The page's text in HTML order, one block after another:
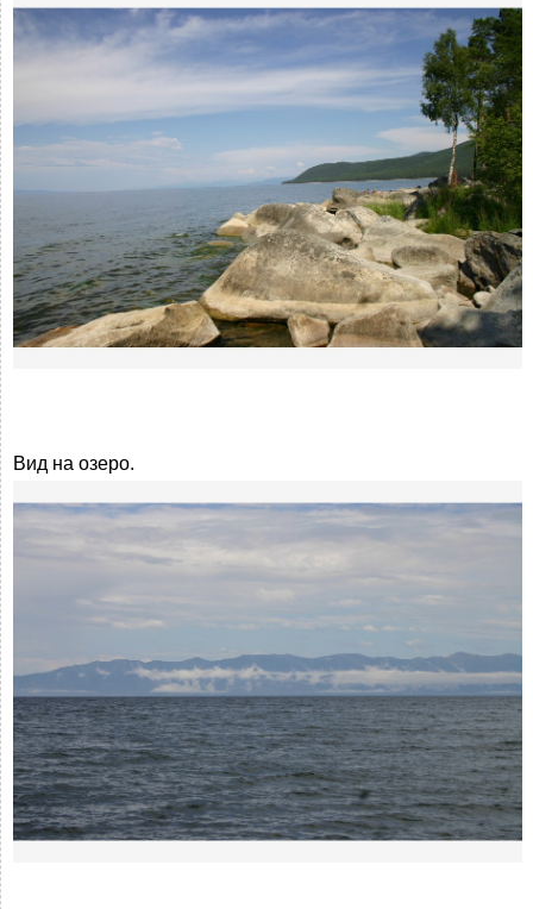
Вид на озеро.